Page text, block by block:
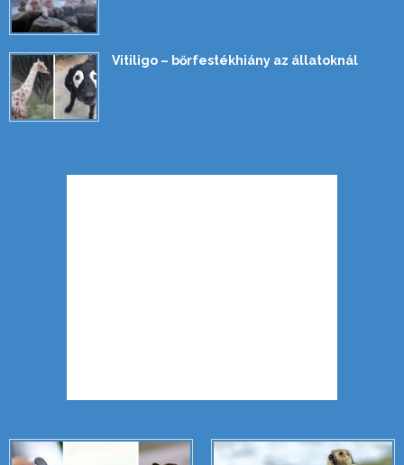
Vitiligo – bőrfestékhiány az állatoknál